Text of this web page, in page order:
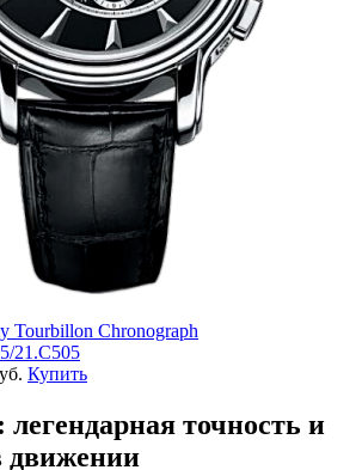
Tourbillon Chronograph
21.C505
Купить
точность и
движении